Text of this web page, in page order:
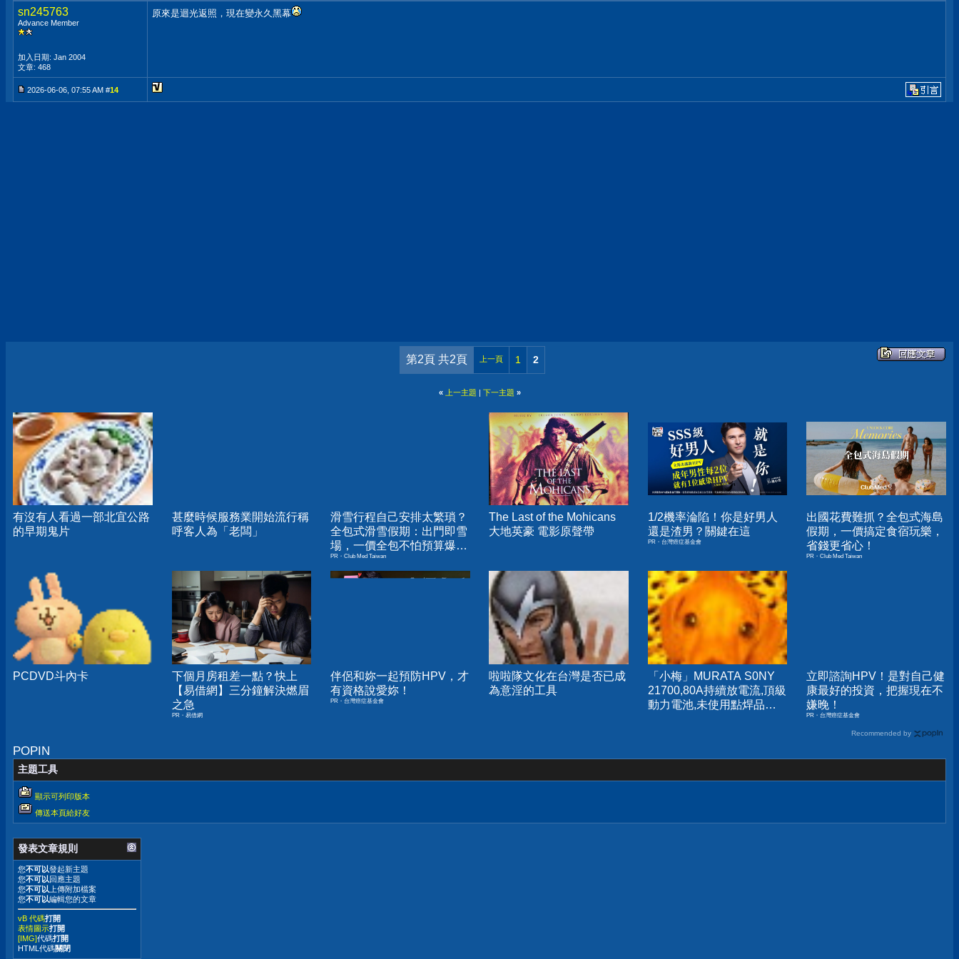
sn245763
Advance Member
加入日期: Jan 2004
文章: 468
原來是迴光返照，現在變永久黑幕
2026-06-06, 07:55 AM #14
第2頁 共2頁 上一頁 1 2
« 上一主題 | 下一主題 »
有沒有人看過一部北宜公路
的早期鬼片
甚麼時候服務業開始流行稱
呼客人為「老闆」
滑雪行程自己安排太繁瑣？
全包式滑雪假期：出門即雪
場，一價全包不怕預算爆
表！
PR・Club Med Taiwan
The Last of the Mohicans
大地英豪 電影原聲帶
1/2機率淪陷！你是好男人
還是渣男？關鍵在這
PR・台灣癌症基金會
出國花費難抓？全包式海島
假期，一價搞定食宿玩樂，
省錢更省心！
PR・Club Med Taiwan
PCDVD斗內卡
下個月房租差一點？快上
【易借網】三分鐘解決燃眉
之急
PR・易借網
伴侶和妳一起預防HPV，才
有資格說愛妳！
PR・台灣癌症基金會
啦啦隊文化在台灣是否已成
為意淫的工具
「小梅」MURATA S0NY
21700,80A持續放電流,頂級
動力電池,未使用點焊品
立即諮詢HPV！是對自己健
康最好的投資，把握現在不
嫌晚！
PR・台灣癌症基金會
Recommended by
POPIN
主題工具
顯示可列印版本
傳送本頁給好友
發表文章規則
您不可以發起新主題
您不可以回應主題
您不可以 上傳附加檔案
您不可以編輯您的文章
vB 代碼打開
表情圖示打開
[IMG]代碼打開
HTML代碼關閉